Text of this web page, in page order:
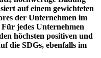
auf einem gewichteten
der Unternehmen im
jedes Unternehmen
höchsten positiven und
die SDGs, ebenfalls im